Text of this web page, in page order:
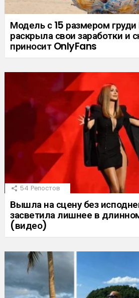
Модель с 15 размером груди
раскрыла свои заработки и
приносит OnlyFans
54 Репостов
Вышла на сцену без
засветила лишнее в
(видео)